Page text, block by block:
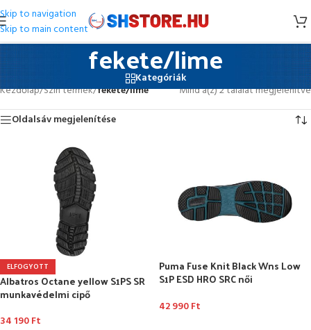
Skip to navigation
Skip to main content
fekete/lime
Kategóriák
Kezdőlap/Szín termék/fekete/lime
Mind a(z) 2 találat megjelenítve
Oldalsáv megjelenítése
ELFOGYOTT
Albatros Octane yellow S1PS SR
munkavédelmi cipő
34 190Ft
Puma Fuse Knit Black Wns Low
S1P ESD HRO SRC női
42 990Ft